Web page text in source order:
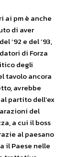
ai pm è anche
di aver
’92 e del ’93,
di Forza
degli
tavolo ancora
avrebbe
partito dell’ex
del
a cui il boss
al paesano
il Paese nelle